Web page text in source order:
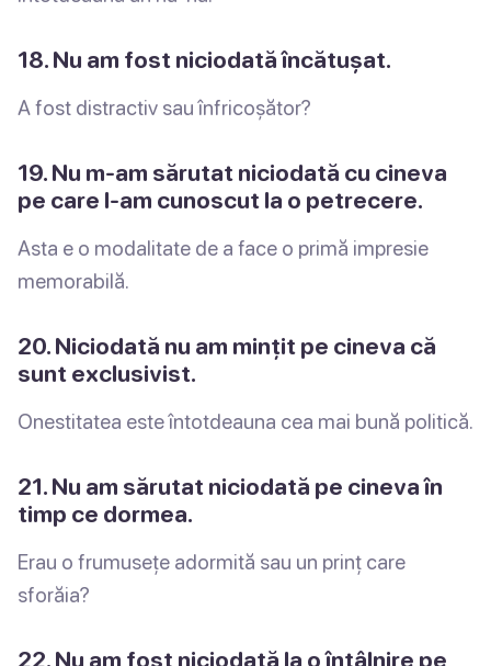
18. Nu am fost niciodată încătușat.
A fost distractiv sau înfricoșător?
19. Nu m-am sărutat niciodată cu cineva
pe care l-am cunoscut la o petrecere.
Asta e o modalitate de a face o primă impresie
memorabilă.
20. Niciodată nu am mințit pe cineva că
sunt exclusivist.
Onestitatea este întotdeauna cea mai bună politică.
21. Nu am sărutat niciodată pe cineva în
timp ce dormea.
Erau o frumusețe adormită sau un prinț care
sforăia?
22. Nu am fost niciodată la o întâlnire pe